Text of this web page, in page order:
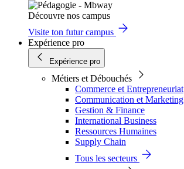
Découvre nos campus
Visite ton futur campus
Expérience pro
Expérience pro
Métiers et Débouchés
Commerce et Entrepreneuriat
Communication et Marketing
Gestion & Finance
International Business
Ressources Humaines
Supply Chain
Tous les secteurs